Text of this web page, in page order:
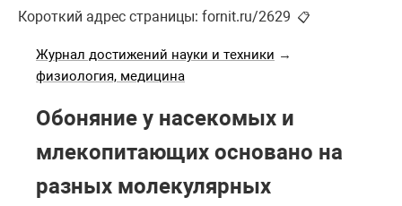
Короткий адрес страницы: fornit.ru/2629 📋
Журнал достижений науки и техники →
физиология, медицина
Обоняние у насекомых и
млекопитающих основано на
разных молекулярных